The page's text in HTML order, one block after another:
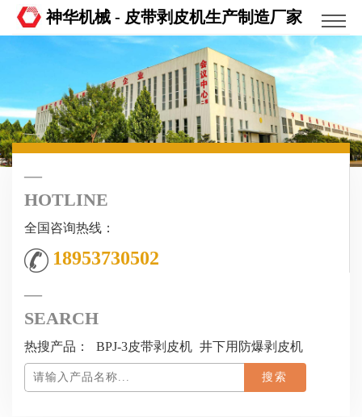
神华机械 - 皮带剥皮机生产制造厂家
HOTLINE
全国咨询热线：
18953730502
SEARCH
热搜产品： BPJ-3皮带剥皮机 井下用防爆剥皮机